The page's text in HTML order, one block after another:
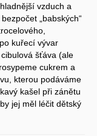
vzduch a
„babských“
kuřecí vývar
šťáva (ale
cukrem a
kterou podáváme
kašel při zánětu
jej měl léčit dětský